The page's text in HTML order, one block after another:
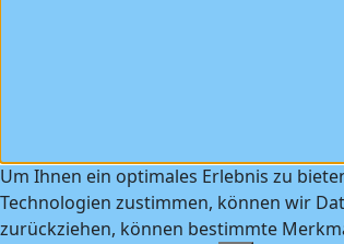
Um Ihnen ein optimales Erlebnis zu
Technologien zustimmen, können wir
zurückziehen, können bestimmte